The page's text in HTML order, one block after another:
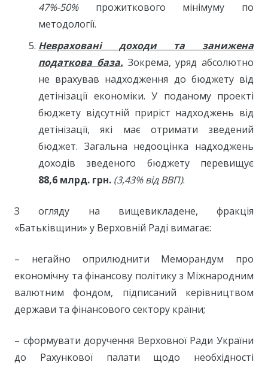
47%-50%прожиткового мінімуму по
методології.
Невраховані доходи та занижена
податкова база. Зокрема, уряд абсолютно
не врахував надходження до бюджету від
детінізації економіки. У поданому проекті
бюджету відсутній приріст надходжень від
детінізації, які має отримати зведений
бюджет. Загальна недооцінка надходжень
доходів зведеного бюджету перевищує
88,6 млрд. грн. (3,43% від ВВП).
З огляду на вищевикладене, фракція
«Батьківщини» у Верховній Раді вимагає:
– негайно оприлюднити Меморандум про
економічну та фінансову політику з Міжнародним
валютним фондом, підписаний керівництвом
держави та фінансового сектору країни;
– сформувати доручення Верховної Ради України
до Рахункової палати щодо необхідності